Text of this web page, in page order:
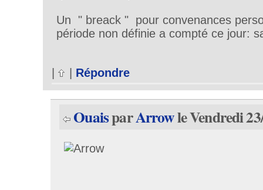
Un " breack " pour convenances
période non définie a compté ce jour:
| Répondre
OuaisparArrowle Vendredi